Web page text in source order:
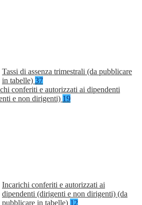
Tassi di assenza trimestrali (da pubblicare
in tabelle) 37
conferiti e autorizzati ai dipendenti
e non dirigenti) 19
Incarichi conferiti e autorizzati ai
dipendenti (dirigenti e non dirigenti) (da
pubblicare in tabelle) 12